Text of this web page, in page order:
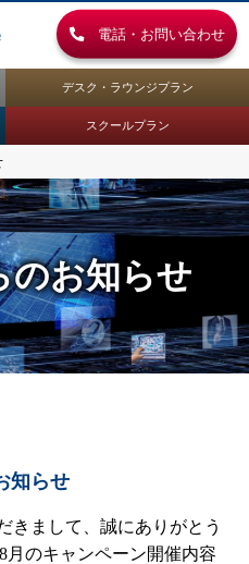
電話・お問い合わせ
デスク・ラウンジプラン
スクールプラン
のお知らせ
知らせ
きまして、誠にありがとう
月のキャンペーン開催内容